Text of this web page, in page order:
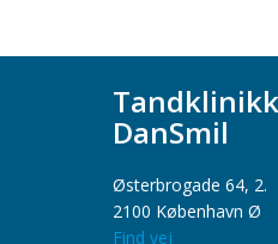
DanSmil
​Østerbrogade 64, 2.
2100 København Ø
Find vej